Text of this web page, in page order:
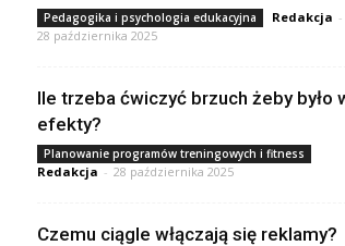
Pedagogika i psychologia edukacyjna Redakcja -
28 października 2025
Ile trzeba ćwiczyć brzuch żeby było
efekty?
Planowanie programów treningowych i fitness
Redakcja - 28 października 2025
Czemu ciągle włączają się reklamy?